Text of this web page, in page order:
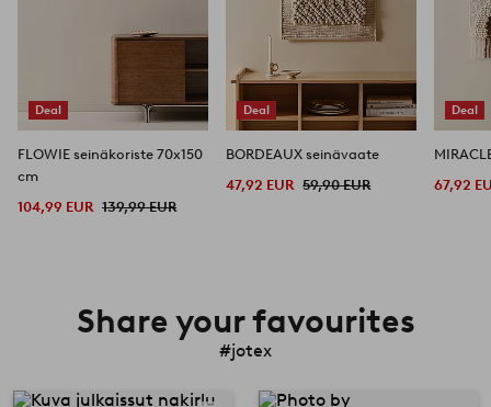
Deal
FLOWIE seinäkoriste 70x150
cm
104,99 EUR 139,99 EUR
Deal
BORDEAUX seinävaate
47,92 EUR 59,90 EUR
Deal
67,92
Share your favourites
#jotex